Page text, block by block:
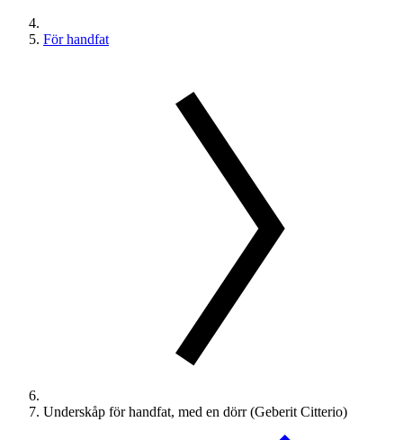
För handfat
Underskåp för handfat, med en dörr (Geberit Citterio)